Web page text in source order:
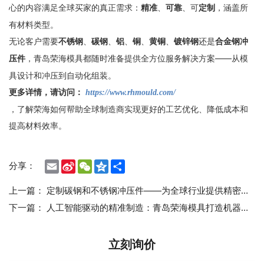
心的内容满足全球买家的真正需求： 精准、 可靠、可定制 ，涵盖所
有材料类型。
无论客户需要不锈钢、 碳钢、 铝、 铜、 黄铜、 镀锌钢还是合金钢冲
压件 ，青岛荣海模具都随时准备提供全方位服务解决方案——从模
具设计和冲压到自动化组装。
更多详情，请访问： https://www.rhmould.com/
，了解荣海如何帮助全球制造商实现更好的工艺优化、降低成本和
提高材料效率。
分享： EmailSina
Weibo
WeChat
Qzone
上一篇： 定制碳钢和不锈钢冲压件——为全球行业提供精密制造服务
下一篇： 人工智能驱动的精准制造：青岛荣海模具打造机器人组件的未来
立刻询价